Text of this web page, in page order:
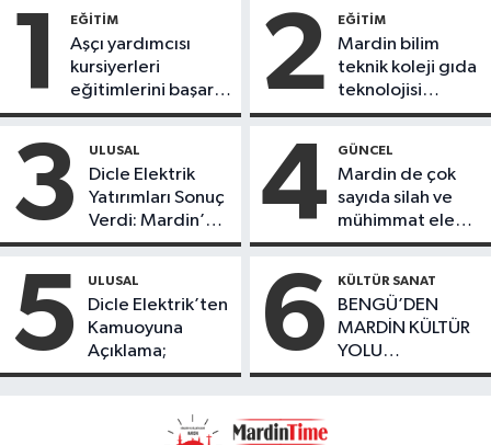
1 EĞİTİM
Aşçı yardımcısı
kursiyerleri
eğitimlerini başarı
ile tamamladı
2 EĞİTİM
Mardin bilim
teknik koleji gıda
teknolojisi
öğrencileri
ürünlerini satarak
köydeki
çoçuklara kitap
desteğinde
bulundu
3 ULUSAL
Dicle Elektrik
Yatırımları Sonuç
Verdi: Mardin’de
Kayıp Kaçak
Düşüş
4 GÜNCEL
Mardin de çok
sayıda silah ve
mühimmat ele
geçirildi
5 ULUSAL
Dicle Elektrik’ten
Kamuoyuna
Açıklama;
6 KÜLTÜR SANAT
BENGÜ’DEN
MARDİN KÜLTÜR
YOLU
FESTIVALİ’NDE